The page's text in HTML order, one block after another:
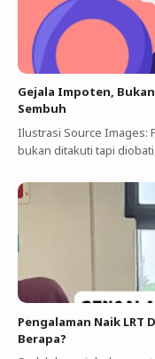
Gejala Impoten,
Sembuh
Ilustrasi Source Images:
bukan ditakuti tapi
Pengalaman Naik LRT
Berapa?